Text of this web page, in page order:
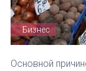
Бизнес
Основной